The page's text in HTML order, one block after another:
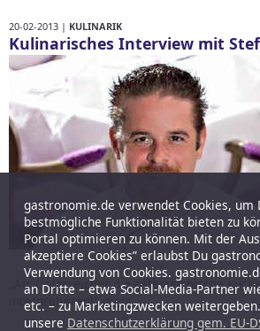
20-02-2013 | KULINARIK
Kulinarisches Interview mit
„Als Österreicher die österreichische
interpretieren!"mehr
gastronomie.de verwendet Cookies, um
bestmögliche Funktionalität bieten zu
Portal optimieren zu können. Mit der
akzeptiere Cookies” erlaubst Du
Verwendung von Cookies.
an Dritte – etwa Social-Media-Partner
etc. – zu Marketingzwecken
unsere Datenschutzerklärung gem. EU-